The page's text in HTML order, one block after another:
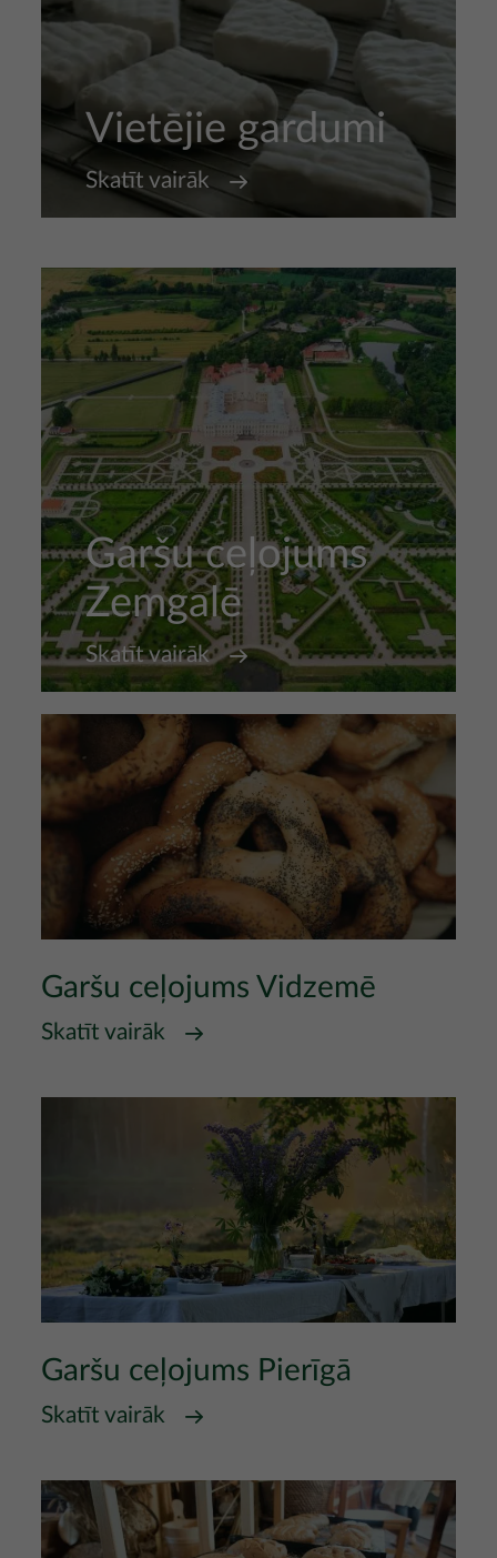
Vietējie gardumi
Skatīt vairāk
Garšu ceļojums
Zemgalē
Skatīt vairāk
Garšu ceļojums Vidzemē
Skatīt vairāk
Garšu ceļojums Pierīgā
Skatīt vairāk